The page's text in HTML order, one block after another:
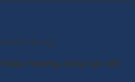
dụng
thấp nhưng chịu lực tốt